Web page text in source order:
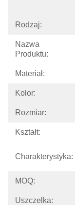
Rodzaj:
Nazwa
Produktu:
Materiał:
Kolor:
Rozmiar:
Kształt:
Charakterystyka:
MOQ:
Uszczelka: